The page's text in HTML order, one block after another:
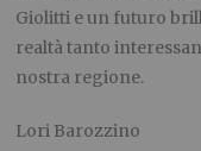
Giolitti e un futuro
realtà tanto
nostra regione.
Lori Barozzino